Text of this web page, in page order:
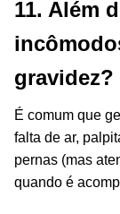
11. Além
gravidez?
É comum que
falta de ar,
pernas (mas
quando é